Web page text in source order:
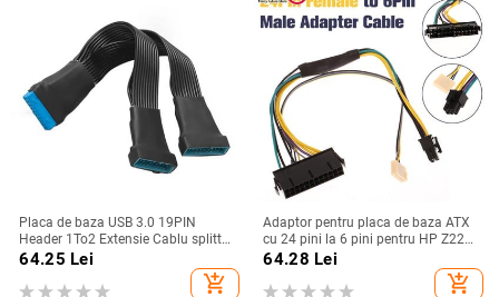
Placa de baza USB 3.0 19PIN
Header 1To2 Extensie Cablu splitter
19Pin 20Pin Extensie internă
Header Cablu adaptor 15Cm
64.25 Lei
add_shopping_cart
Adaptor pentru placa de baza ATX
cu 24 pini la 6 pini pentru HP Z220
Z230 SFF MT TWR seria 4000 6005
8300 ProDesk 600 G1 EliteDesk 800
64.28 Lei
add_shopping_cart